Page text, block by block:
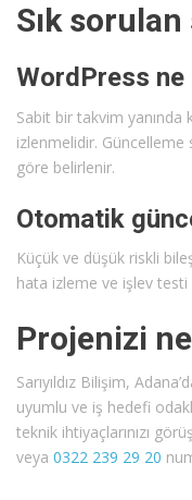
Sık
WordPress ne
Sabit bir takvim yanında
izlenmelidir. Güncelleme
göre belirlenir.
Otomatik
Küçük ve düşük riskli
hata izleme ve işlev testi
Projenizi
Sarıyıldız Bilişim,
uyumlu ve iş hedefi
teknik ihtiyaçlarınızı
veya 0322 239 29 20